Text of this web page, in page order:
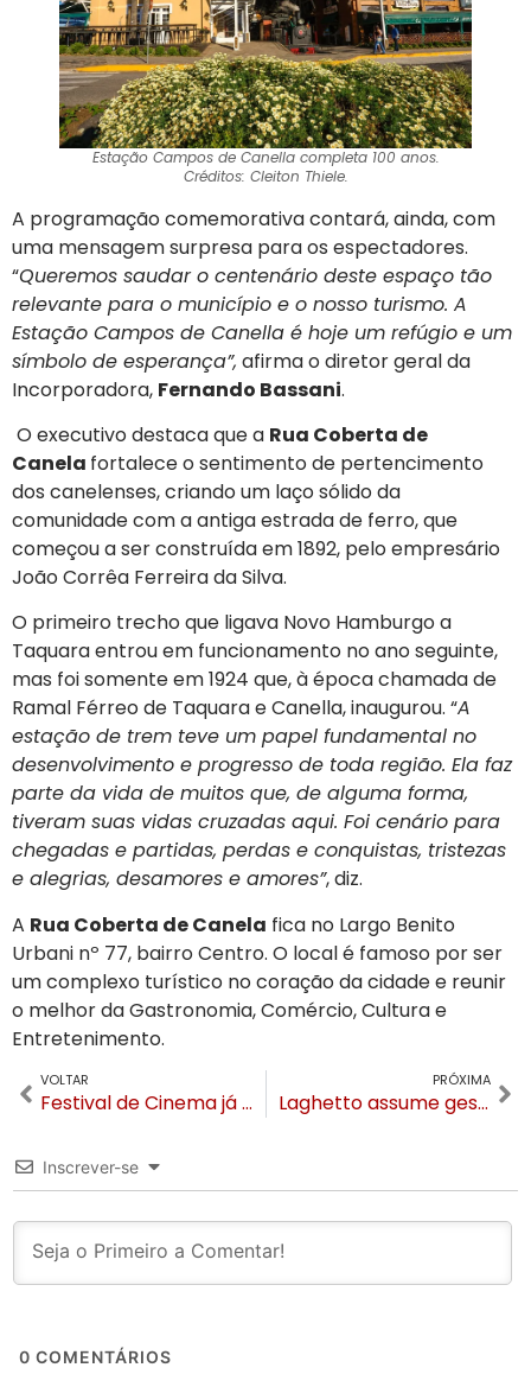
Estação Campos de Canella completa 100 anos.
Créditos: Cleiton Thiele.
A programação comemorativa contará, ainda, com
uma mensagem surpresa para os espectadores.
“Queremos saudar o centenário deste espaço tão
relevante para o município e o nosso turismo. A
Estação Campos de Canella é hoje um refúgio e um
símbolo de esperança”, afirma o diretor geral da
Incorporadora, Fernando Bassani.
O executivo destaca que a Rua Coberta de
Canela fortalece o sentimento de pertencimento
dos canelenses, criando um laço sólido da
comunidade com a antiga estrada de ferro, que
começou a ser construída em 1892, pelo empresário
João Corrêa Ferreira da Silva.
O primeiro trecho que ligava Novo Hamburgo a
Taquara entrou em funcionamento no ano seguinte,
mas foi somente em 1924 que, à época chamada de
Ramal Férreo de Taquara e Canella, inaugurou. “A
estação de trem teve um papel fundamental no
desenvolvimento e progresso de toda região. Ela faz
parte da vida de muitos que, de alguma forma,
tiveram suas vidas cruzadas aqui. Foi cenário para
chegadas e partidas, perdas e conquistas, tristezas
e alegrias, desamores e amores”, diz.
A Rua Coberta de Canela fica no Largo Benito
Urbani nº 77, bairro Centro. O local é famoso por ser
um complexo turístico no coração da cidade e reunir
o melhor da Gastronomia, Comércio, Cultura e
Entretenimento.
VOLTAR
Festival de Cinema já tem data para 2025 e anuncia atriz Camila Morgado na Curadoria
PRÓXIMA
Laghetto assume gestão do Hotel Porto do Sol em Guarapari
Inscrever-se
0 COMENTÁRIOS